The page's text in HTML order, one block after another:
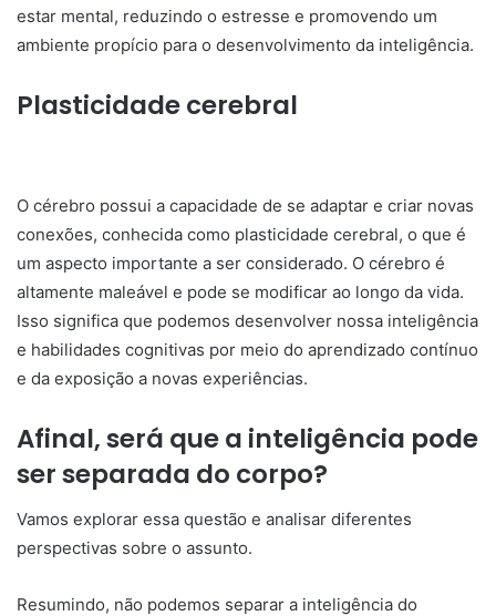
estar mental, reduzindo o estresse e promovendo um
ambiente propício para o desenvolvimento da inteligência.
Plasticidade cerebral
O cérebro possui a capacidade de se adaptar e criar novas
conexões, conhecida como plasticidade cerebral, o que é
um aspecto importante a ser considerado. O cérebro é
altamente maleável e pode se modificar ao longo da vida.
Isso significa que podemos desenvolver nossa inteligência
e habilidades cognitivas por meio do aprendizado contínuo
e da exposição a novas experiências.
Afinal, será que a inteligência pode
ser separada do corpo?
Vamos explorar essa questão e analisar diferentes
perspectivas sobre o assunto.
Resumindo, não podemos separar a inteligência do